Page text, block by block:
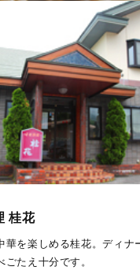
桂花
華を楽しめる桂花。ディナ
ごたえ十分です。